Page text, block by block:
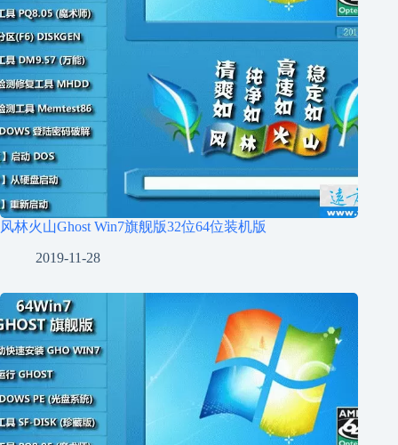
风林火山Ghost Win7旗舰版32位64位装机版
2019-11-28